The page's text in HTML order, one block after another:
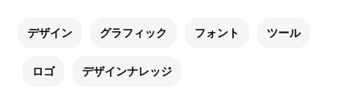
デザイン グラフィック フォント ツール
ロゴ デザインナレッジ